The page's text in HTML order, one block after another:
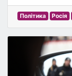
Політика Росія